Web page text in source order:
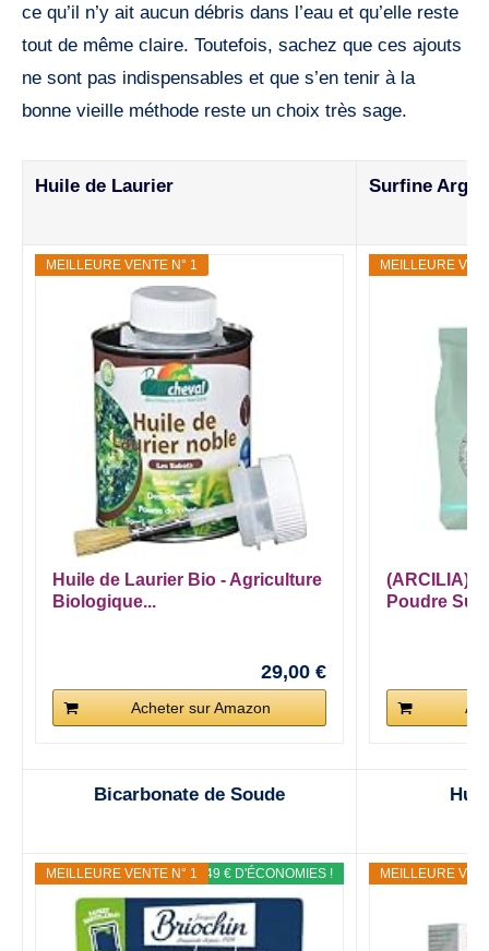
ce qu’il n’y ait aucun débris dans l’eau et qu’elle reste
tout de même claire. Toutefois, sachez que ces ajouts
ne sont pas indispensables et que s’en tenir à la
bonne vieille méthode reste un choix très sage.
Huile de Laurier Surfine
MEILLEURE VENTE N° 1
Huile de Laurier Bio - Agriculture
Biologique...
29,00 €
Acheter sur Amazon
MEILLEURE
(ARCILIA)
Poudre
Bicarbonate de Soude
PROMO : - 0,49 € D'ÉCONOMIES !
MEILLEURE VENTE N° 1 MEILLEURE